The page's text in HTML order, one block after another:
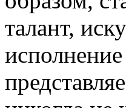
талант,